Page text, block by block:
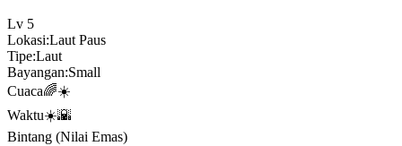
Lv 5
Lokasi:Laut Paus
Tipe:Laut
Bayangan:Small
Cuaca🌈☀️
Waktu☀️🌇
Bintang (Nilai Emas)